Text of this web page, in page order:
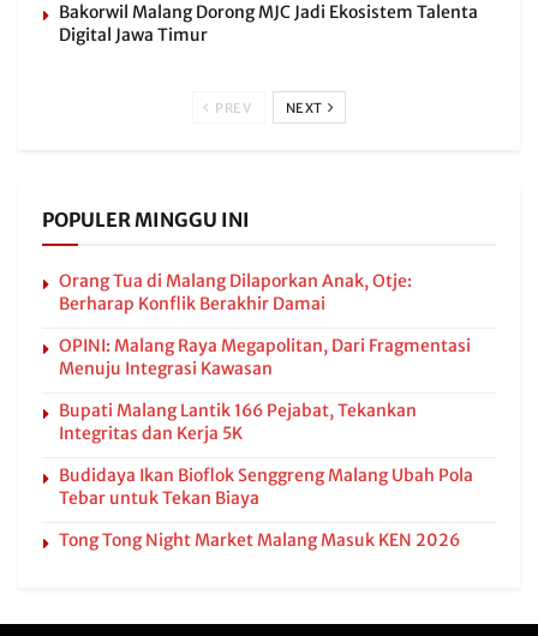
Bakorwil Malang Dorong MJC Jadi Ekosistem Talenta
Digital Jawa Timur
PREV NEXT
POPULER MINGGU INI
Orang Tua di Malang Dilaporkan Anak, Otje:
Berharap Konflik Berakhir Damai
OPINI: Malang Raya Megapolitan, Dari Fragmentasi
Menuju Integrasi Kawasan
Bupati Malang Lantik 166 Pejabat, Tekankan
Integritas dan Kerja 5K
Budidaya Ikan Bioflok Senggreng Malang Ubah Pola
Tebar untuk Tekan Biaya
Tong Tong Night Market Malang Masuk KEN 2026